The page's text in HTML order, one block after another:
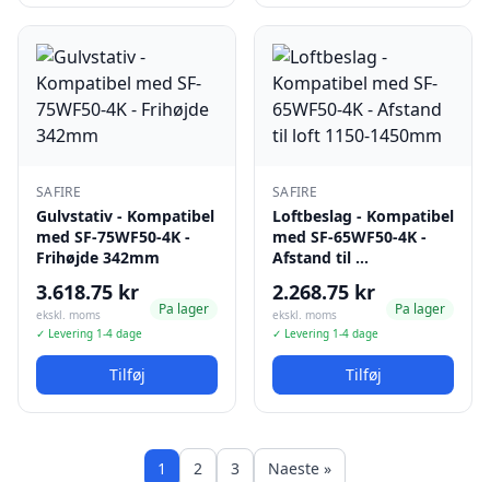
SAFIRE
Gulvstativ - Kompatibel
med SF-75WF50-4K -
Frihøjde 342mm
3.618.75 kr
ekskl. moms
✓ Levering 1-4 dage
Pa lager
Tilføj
SAFIRE
Loftbeslag - Kompatibel
med SF-65WF50-4K -
Afstand til …
2.268.75 kr
ekskl. moms
✓ Levering 1-4 dage
Pa lager
Tilføj
1 2 3 Naeste »